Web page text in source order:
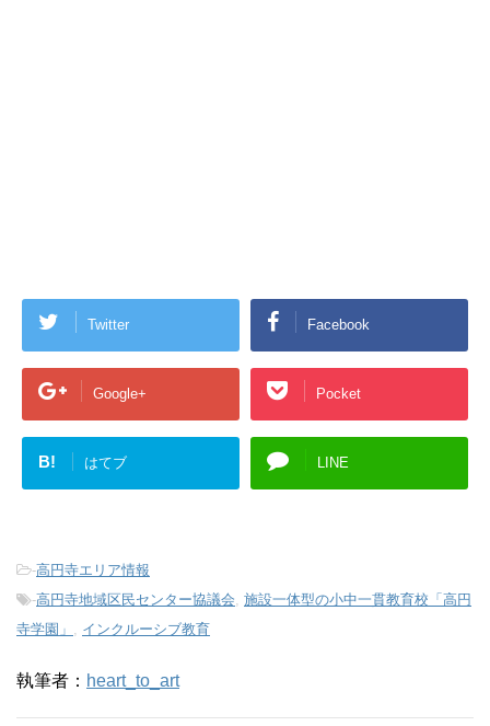
Twitter Facebook
Google+ Pocket
B! はてブ LINE
-高円寺エリア情報
-高円寺地域区民センター協議会 施設一体型の小中一貫教育校「高円
寺学園」
インクルーシブ教育
執筆者： heart_to_art